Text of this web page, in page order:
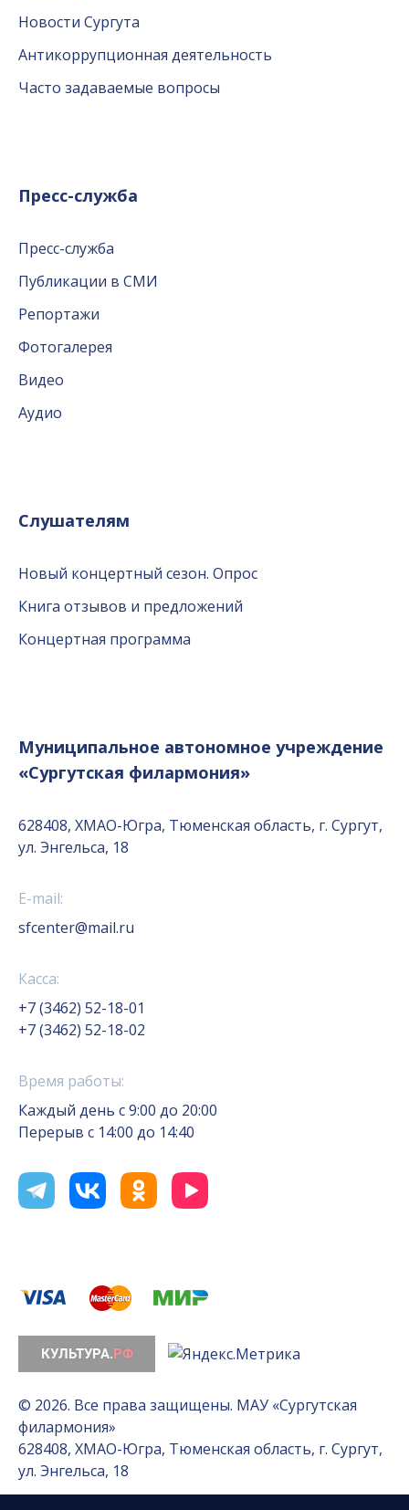
Новости Сургута
Антикоррупционная деятельность
Часто задаваемые вопросы
Пресс-служба
Пресс-служба
Публикации в СМИ
Репортажи
Фотогалерея
Видео
Аудио
Слушателям
Новый концертный сезон. Опрос
Книга отзывов и предложений
Концертная программа
Муниципальное автономное учреждение
«Сургутская филармония»
628408, ХМАО-Югра, Тюменская область, г. Сургут,
ул. Энгельса, 18
E-mail:
sfcenter@mail.ru
Касса:
+7 (3462) 52-18-01
+7 (3462) 52-18-02
Время работы:
Каждый день с 9:00 до 20:00
Перерыв с 14:00 до 14:40
© 2026. Все права защищены. МАУ «Сургутская
филармония»
628408, ХМАО-Югра, Тюменская область, г. Сургут,
ул. Энгельса, 18